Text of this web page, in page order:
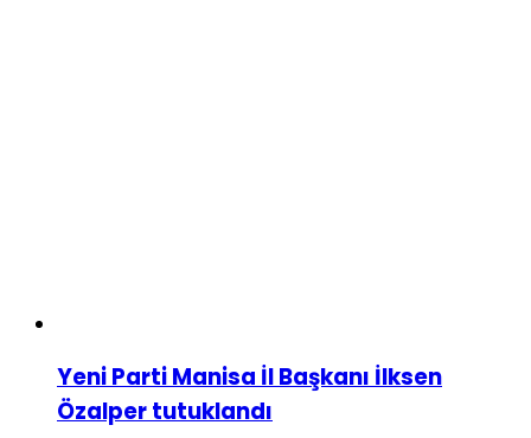
Yeni Parti Manisa İl Başkanı İlksen
Özalper tutuklandı